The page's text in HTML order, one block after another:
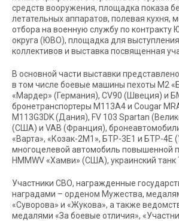
средств вооружения, площадка показа
летательных аппаратов, полевая кухня,
отбора на военную службу по контракту
округа (ЮВО), площадка для
коллективов и выставка посвященная
В основной части выставки
в том числе боевые машины пехоты М2
«Мардер» (Германия), CV90 (Швеция) и
бронетранспортеры М113А4 и Cougar
М113G3DK (Дания), FV 103 Spartan
(США) и VAB (Франция),
«Варта», «Козак-2М1», БТР-3Е1 и БТР-4Е
многоцелевой автомобиль повышенной
HMMWV «Хамви» (США), украинский танк
Участники СВО, награжденные
наградами – орденом Мужества,
«Суворова» и «Жукова», а также
медалями «За боевые отличия»,